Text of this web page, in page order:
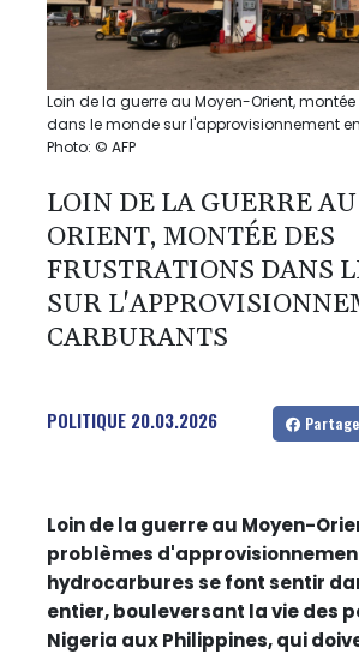
Loin de la guerre au Moyen-Orient,
dans le monde sur l'approvisionnement
Photo: © AFP
LOIN DE LA GUERRE
ORIENT, MONTÉE DES
FRUSTRATIONS DANS
SUR
CARBURANTS
POLITIQUE 20.03.2026
Loin de la guerre au Moyen-
problèmes
hydrocarbures se font sentir
entier, bouleversant la vie des
Nigeria aux Philippines, qui